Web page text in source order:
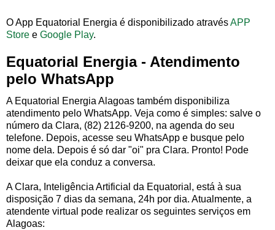
O App Equatorial Energia é disponibilizado atravésAPP
Store e Google Play.
Equatorial Energia - Atendimento
pelo WhatsApp
A Equatorial Energia Alagoas também disponibiliza
atendimento pelo WhatsApp. Veja como é simples: salve o
número da Clara, (82) 2126-9200, na agenda do seu
telefone. Depois, acesse seu WhatsApp e busque pelo
nome dela. Depois é só dar "oi" pra Clara. Pronto! Pode
deixar que ela conduz a conversa.
A Clara, Inteligência Artificial da Equatorial, está à sua
disposição 7 dias da semana, 24h por dia. Atualmente, a
atendente virtual pode realizar os seguintes serviços em
Alagoas: